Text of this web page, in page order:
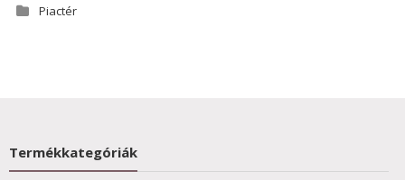
Piactér
Termékkategóriák